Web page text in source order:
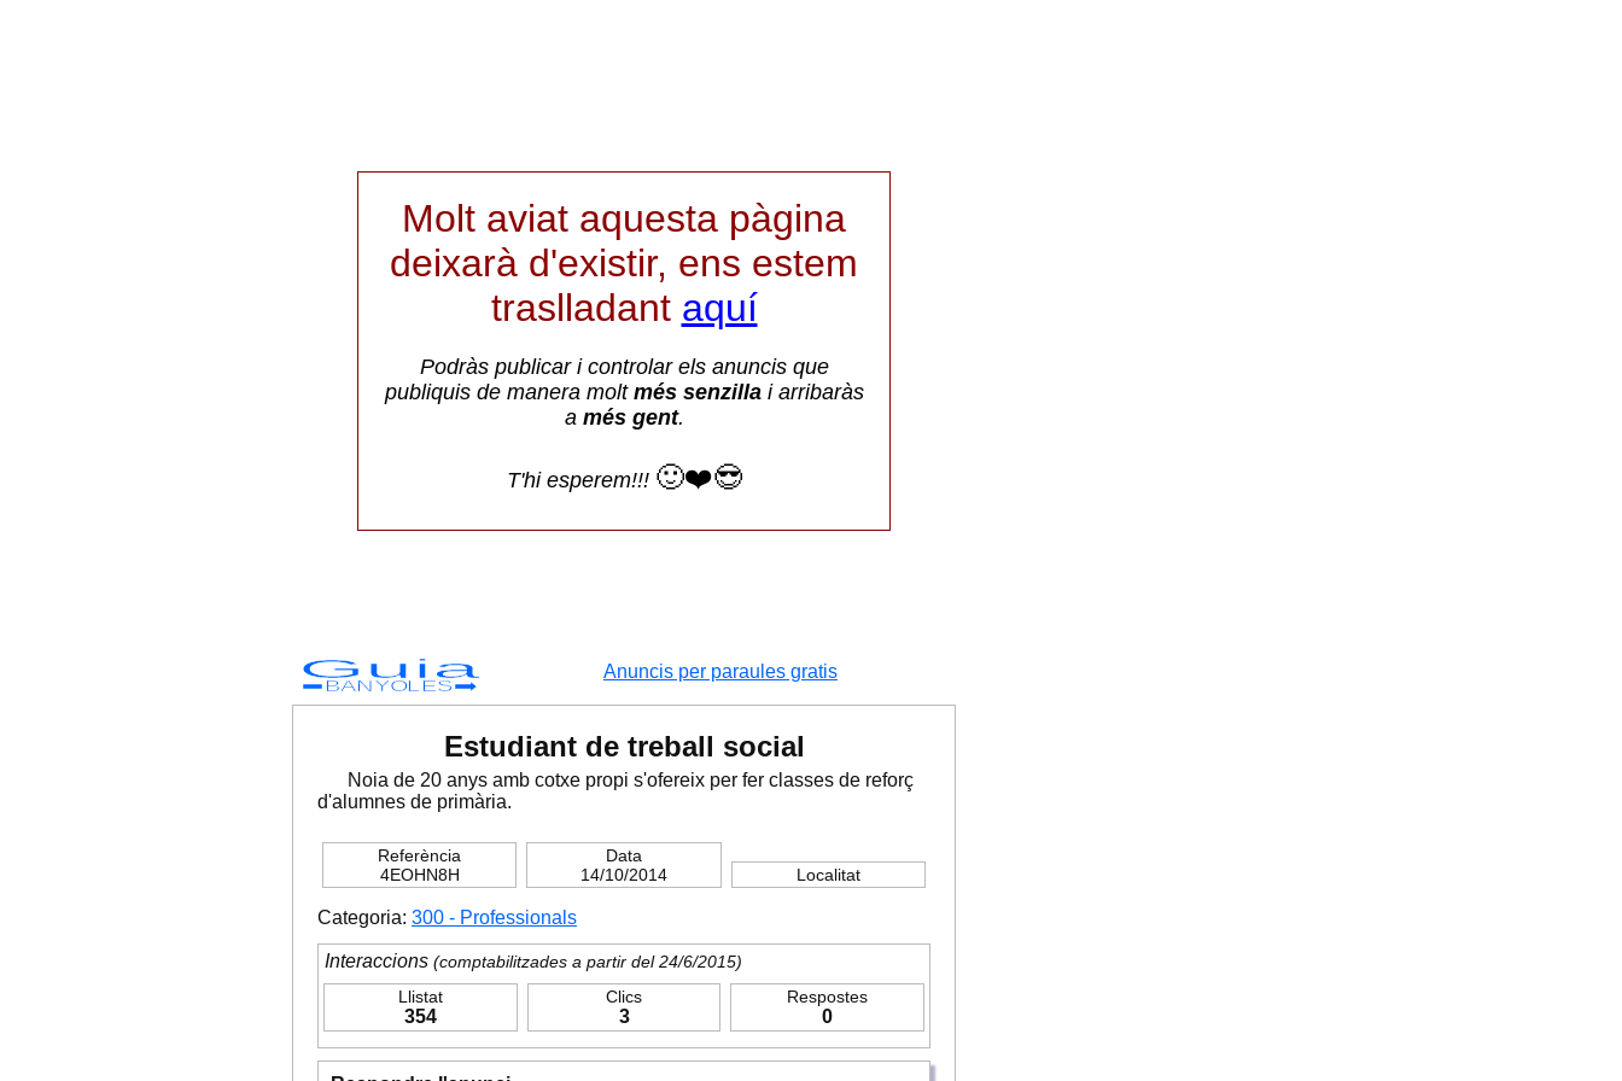
Molt aviat aquesta pàgina
deixarà d'existir, ens estem
traslladant aquí
Podràs publicar i controlar els anuncis que
publiquis de manera molt més senzillai arribaràs
a més gent.
T'hi esperem!!! 🙂❤️😎
Guia
BANYOLES
Anuncis per paraules gratis
Estudiant de treball social
Noia de 20 anys amb cotxe propi s'ofereix per fer classes de reforç
d'alumnes de primària.
Referència
4EOHN8H
Data
14/10/2014
Localitat
Categoria: 300 - Professionals
Interaccions (comptabilitzades a partir del 24/6/2015)
Llistat
354
Clics
3
Respostes
0